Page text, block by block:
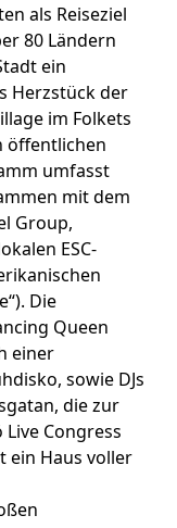
als Reiseziel
80 Ländern
ein
Herzstück der
im Folkets
öffentlichen
umfasst
mit dem
Group,
ESC-
Die
Queen
einer
sowie DJs
die zur
Congress
ein Haus voller